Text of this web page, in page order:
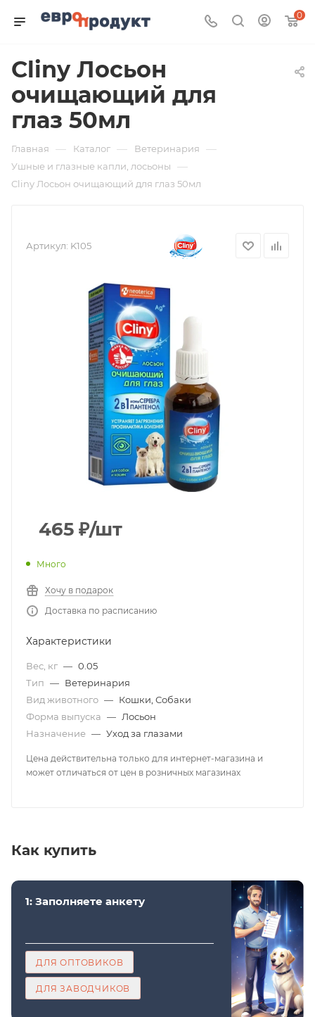
0
Cliny Лосьон
очищающий для
глаз 50мл
Главная — Каталог — Ветеринария —
Ушные и глазные капли, лосьоны —
Cliny Лосьон очищающий для глаз 50мл
Артикул: K105
465 ₽/шт
Много
Хочу в подарок
Доставка по расписанию
Характеристики
Вес, кг — 0.05
Тип — Ветеринария
Вид животного — Кошки, Собаки
Форма выпуска — Лосьон
Назначение — Уход за глазами
Цена действительна только для интернет-магазина и
может отличаться от цен в розничных магазинах
Как купить
1: Заполняете анкету
ДЛЯ ОПТОВИКОВ
ДЛЯ ЗАВОДЧИКОВ